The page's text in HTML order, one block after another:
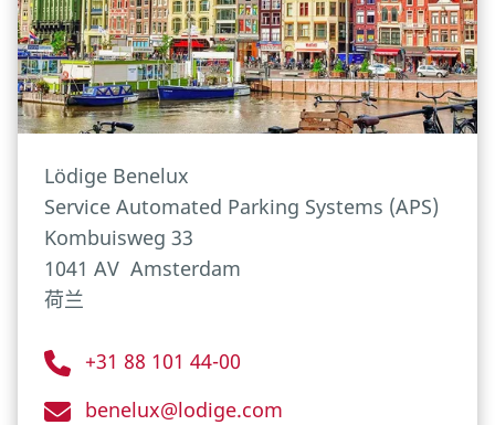
Lödige Benelux
Service Automated Parking Systems (APS)
Kombuisweg 33
1041 AV Amsterdam
荷兰
+31 88 101 44-00
benelux@lodige.com